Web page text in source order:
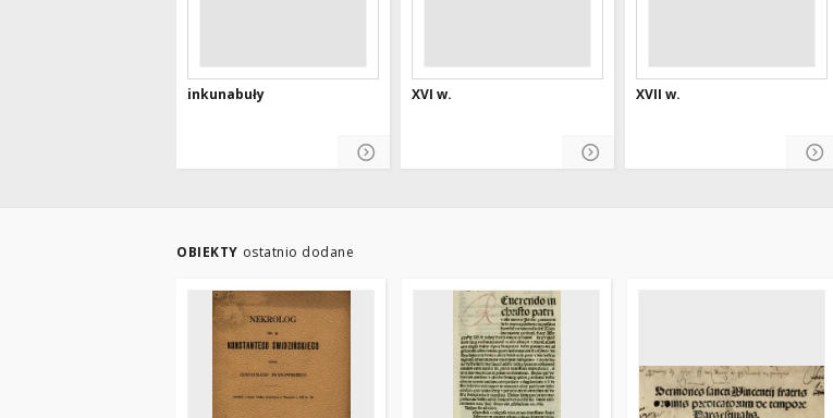
inkunabuły XVI w. XVII w.
OBIEKTY ostatnio dodane